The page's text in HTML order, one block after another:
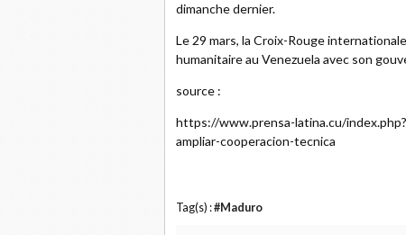
dimanche dernier.
Le 29 mars, la Croix-Rouge
humanitaire au Venezuela avec son
source :
https://www.prensa-latina.cu/
ampliar-cooperacion-tecnica
Tag(s) :#Maduro